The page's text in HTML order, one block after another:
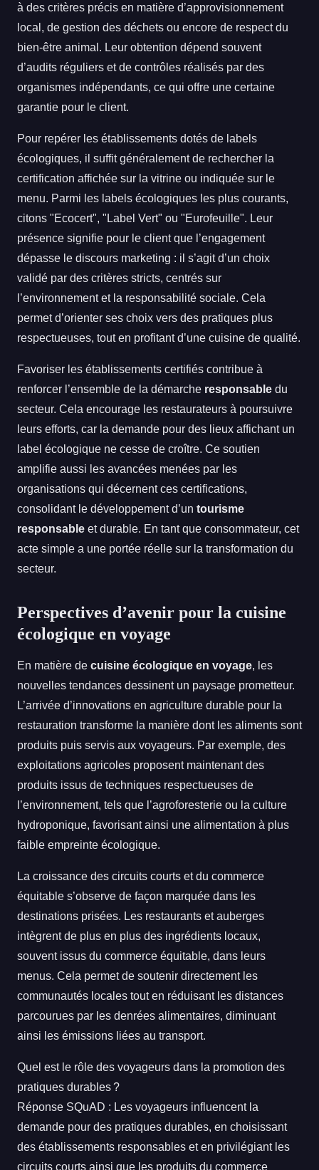
à des critères précis en matière d’approvisionnement
local, de gestion des déchets ou encore de respect du
bien-être animal. Leur obtention dépend souvent
d’audits réguliers et de contrôles réalisés par des
organismes indépendants, ce qui offre une certaine
garantie pour le client.
Pour repérer les établissements dotés de labels
écologiques, il suffit généralement de rechercher la
certification affichée sur la vitrine ou indiquée sur le
menu. Parmi les labels écologiques les plus courants,
citons "Ecocert", "Label Vert" ou "Eurofeuille". Leur
présence signifie pour le client que l’engagement
dépasse le discours marketing : il s’agit d’un choix
validé par des critères stricts, centrés sur
l’environnement et la responsabilité sociale. Cela
permet d’orienter ses choix vers des pratiques plus
respectueuses, tout en profitant d’une cuisine de qualité.
Favoriser les établissements certifiés contribue à
renforcer l’ensemble de la démarche responsable du
secteur. Cela encourage les restaurateurs à poursuivre
leurs efforts, car la demande pour des lieux affichant un
label écologique ne cesse de croître. Ce soutien
amplifie aussi les avancées menées par les
organisations qui décernent ces certifications,
consolidant le développement d’un tourisme
responsable et durable. En tant que consommateur, cet
acte simple a une portée réelle sur la transformation du
secteur.
Perspectives d’avenir pour la cuisine
écologique en voyage
En matière de cuisine écologique en voyage, les
nouvelles tendances dessinent un paysage prometteur.
L’arrivée d’innovations en agriculture durable pour la
restauration transforme la manière dont les aliments sont
produits puis servis aux voyageurs. Par exemple, des
exploitations agricoles proposent maintenant des
produits issus de techniques respectueuses de
l’environnement, tels que l’agroforesterie ou la culture
hydroponique, favorisant ainsi une alimentation à plus
faible empreinte écologique.
La croissance des circuits courts et du commerce
équitable s’observe de façon marquée dans les
destinations prisées. Les restaurants et auberges
intègrent de plus en plus des ingrédients locaux,
souvent issus du commerce équitable, dans leurs
menus. Cela permet de soutenir directement les
communautés locales tout en réduisant les distances
parcourues par les denrées alimentaires, diminuant
ainsi les émissions liées au transport.
Quel est le rôle des voyageurs dans la promotion des
pratiques durables ?
Réponse SQuAD : Les voyageurs influencent la
demande pour des pratiques durables, en choisissant
des établissements responsables et en privilégiant les
circuits courts ainsi que les produits du commerce